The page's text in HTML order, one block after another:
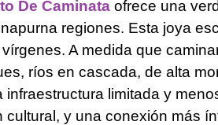
De Caminata ofrece una
regiones. Esta joya
A medida que
ríos en cascada, de alta
infraestructura limitada y
cultural, y una conexión más